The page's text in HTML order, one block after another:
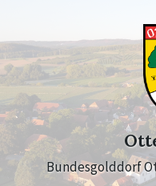
content
main
navigation
footer
Bundesgolddorf